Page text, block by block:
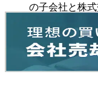
の子会社と株